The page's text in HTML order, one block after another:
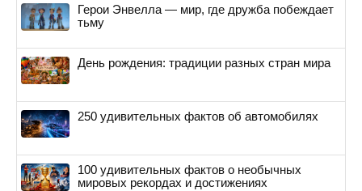
Герои Энвелла — мир, где дружба побеждает
тьму
День рождения: традиции разных стран мира
250 удивительных фактов об автомобилях
100 удивительных фактов о необычных
мировых рекордах и достижениях